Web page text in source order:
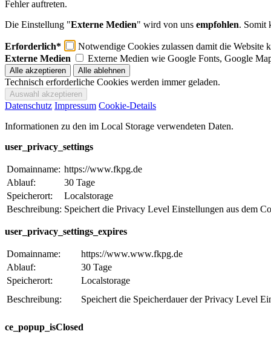
Fehler auftreten.
Die Einstellung "Externe Medien" wird von uns empfohlen. Somit
Erforderlich*
Notwendige Cookies zulassen damit die Website
Externe Medien
Externe Medien wie Google Fonts, Google
Technisch erforderliche Cookies werden immer geladen.
Datenschutz Impressum Cookie-Details
Informationen zu den im Local Storage verwendeten Daten.
user_privacy_settings
Domainname: https://www.fkpg.de
Ablauf:
30 Tage
Speicherort:
Localstorage
Beschreibung: Speichert die Privacy Level Einstellungen aus dem
user_privacy_settings_expires
Domainname:
https://www.www.fkpg.de
Ablauf:
30 Tage
Speicherort:
Localstorage
Beschreibung:
Speichert die Speicherdauer der Privacy Level
ce_popup_isClosed